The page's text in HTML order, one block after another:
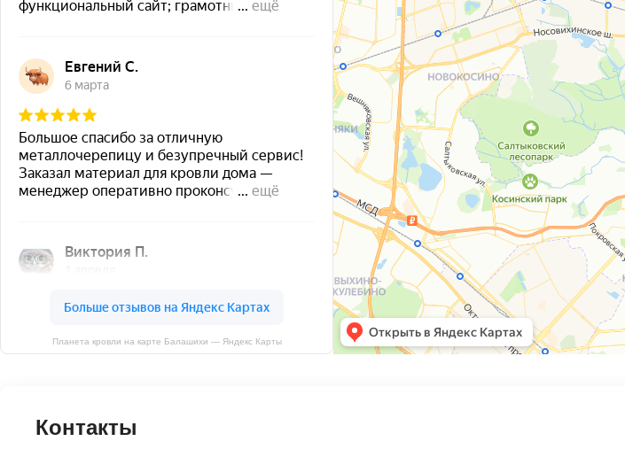
Планета кровли на карте Балашихи — Яндекс Карты
Контакты